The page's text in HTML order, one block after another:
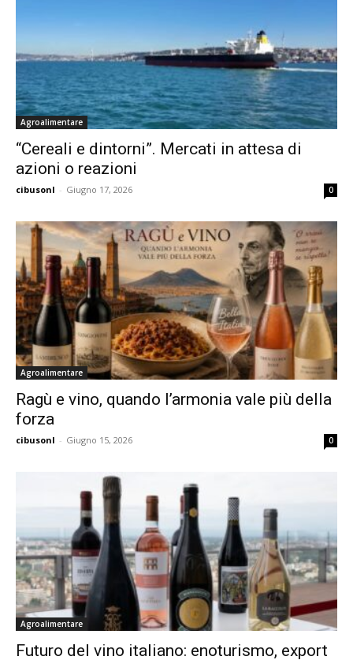
Agroalimentare
“Cereali e dintorni”. Mercati in attesa di
azioni o reazioni
cibusonl - Giugno 17, 2026 0
Agroalimentare
Ragù e vino, quando l’armonia vale più della
forza
cibusonl - Giugno 15, 2026 0
Agroalimentare
Futuro del vino italiano: enoturismo, export